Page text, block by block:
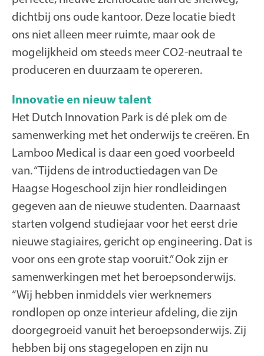
dichtbij ons oude kantoor. Deze locatie biedt
ons niet alleen meer ruimte, maar ook de
mogelijkheid om steeds meer CO2-neutraal te
produceren en duurzaam te opereren.
Innovatie en nieuw talent
Het Dutch Innovation Park is dé plek om de
samenwerking met het onderwijs te creëren. En
Lamboo Medical is daar een goed voorbeeld
van. “Tijdens de introductiedagen van De
Haagse Hogeschool zijn hier rondleidingen
gegeven aan de nieuwe studenten. Daarnaast
starten volgend studiejaar voor het eerst drie
nieuwe stagiaires, gericht op engineering. Dat is
voor ons een grote stap vooruit.” Ook zijn er
samenwerkingen met het beroepsonderwijs.
“Wij hebben inmiddels vier werknemers
rondlopen op onze interieur afdeling, die zijn
doorgegroeid vanuit het beroepsonderwijs. Zij
hebben bij ons stagegelopen en zijn nu